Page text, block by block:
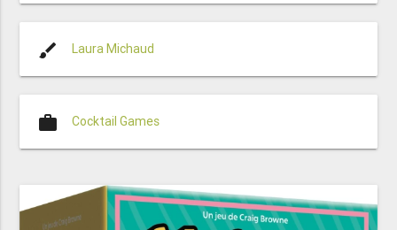
brush Laura Michaud
work Cocktail Games